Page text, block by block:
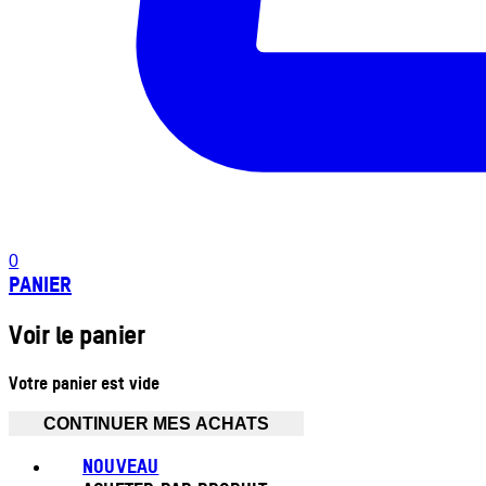
0
PANIER
Voir le panier
Votre panier est vide
CONTINUER MES ACHATS
NOUVEAU